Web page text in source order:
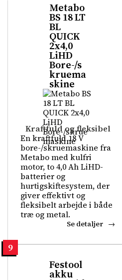
Kraftfuld og fleksibel
Metabo
BS 18 LT
BL
QUICK
2x4,0
LiHD
Bore-/s
kruema
skine
En kraftfuld 18 V
bore-/skruemaskine fra
Metabo med kulfri
motor, to 4,0 Ah LiHD-
batterier og
hurtigskiftesystem, der
giver effektivt og
fleksibelt arbejde i både
træ og metal.
Se detaljer
9
Festool
akku